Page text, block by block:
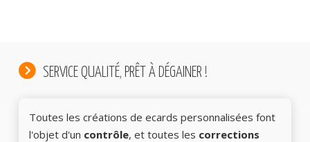
SERVICE QUALITÉ, PRÊT À DÉGAINER !
Toutes les créations de ecards personnalisées font
l'objet d'un contrôle, et toutes les corrections